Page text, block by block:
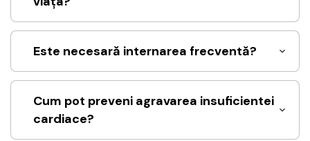
Este necesară internarea frecventă?
Cum pot preveni agravarea insuficientei
cardiace?